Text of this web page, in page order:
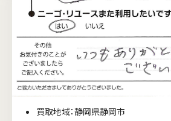
買取地域：静岡県静岡市